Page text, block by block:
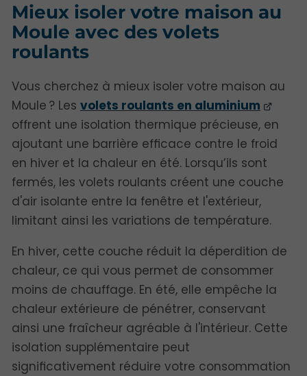
Mieux isoler votre maison au
Moule avec des volets
roulants
Vous cherchez à mieux isoler votre maison au
Moule ? Les volets roulants en aluminium
offrent une isolation thermique précieuse, en
ajoutant une barrière efficace contre le froid
en hiver et la chaleur en été. Lorsqu’ils sont
fermés, les volets roulants créent une couche
d'air isolante entre la fenêtre et l'extérieur,
limitant ainsi les variations de température.
En hiver, cette couche réduit la déperdition de
chaleur, ce qui vous permet de consommer
moins de chauffage. En été, elle empêche la
chaleur extérieure de pénétrer, conservant
ainsi une fraîcheur agréable à l'intérieur. Cette
isolation supplémentaire peut
significativement réduire votre consommation